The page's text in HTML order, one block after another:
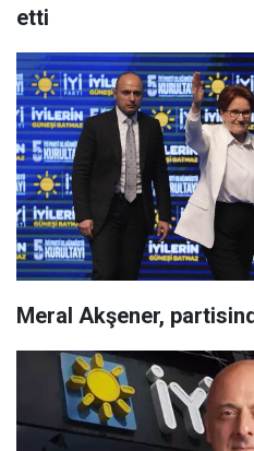
etti
Meral Akşener,